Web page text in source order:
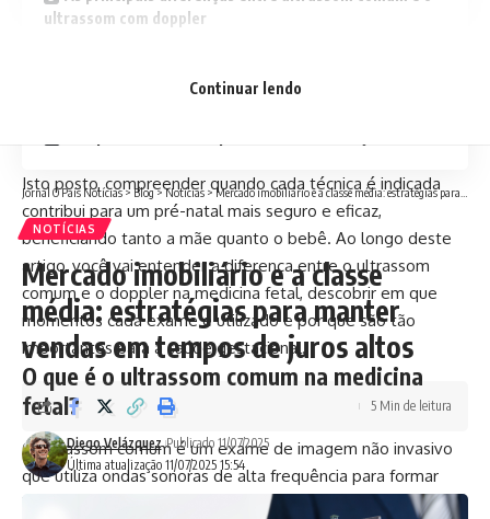
ultrassom com doppler
Benefícios do uso combinado das duas técnicas
Isto posto, compreender quando cada técnica é indicada
contribui para um pré-natal mais seguro e eficaz,
beneficiando tanto a mãe quanto o bebê. Ao longo deste
artigo, você vai entender a diferença entre o ultrassom
comum e o doppler na medicina fetal, descobrir em que
momentos cada exame é utilizado e por que são tão
importantes para a saúde gestacional.
O que é o ultrassom comum na medicina
fetal?
O ultrassom comum é um exame de imagem não invasivo
que utiliza ondas sonoras de alta frequência para formar
imagens do feto em tempo real, conforme informa Thaline
Continuar lendo
Jornal O País Notícias> Blog>Notícias >Mercado imobiliário e a classe média: estratégias para manter vendas em tempos de juros altos
NOTÍCIAS
Mercado imobiliário e a classe
média: estratégias para manter
vendas em tempos de juros altos
Última atualização 11/07/2025 15:54
Diego Velázquez Publicado 11/07/2025
5 Min de leitura